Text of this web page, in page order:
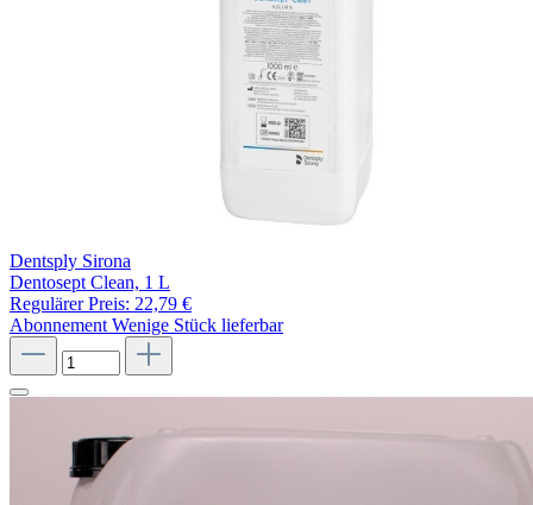
Dentsply Sirona
Dentosept Clean, 1 L
Regulärer Preis: 22,79 €
AbonnementWenige Stück lieferbar